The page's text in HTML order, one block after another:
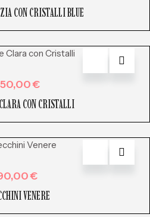
CON CRISTALLI BLUE
€
CON CRISTALLI
€
VENERE